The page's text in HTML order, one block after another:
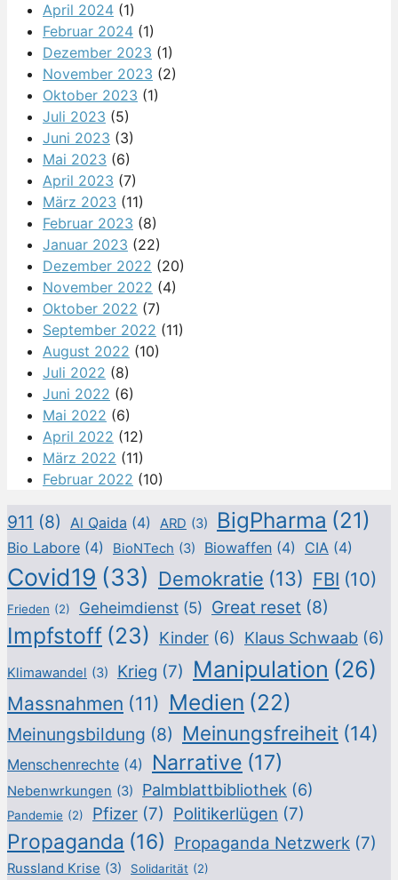
April 2024 (1)
Februar 2024 (1)
Dezember 2023 (1)
November 2023 (2)
Oktober 2023 (1)
Juli 2023 (5)
Juni 2023 (3)
Mai 2023 (6)
April 2023 (7)
März 2023 (11)
Februar 2023 (8)
Januar 2023 (22)
Dezember 2022 (20)
November 2022 (4)
Oktober 2022 (7)
September 2022 (11)
August 2022 (10)
Juli 2022 (8)
Juni 2022 (6)
Mai 2022 (6)
April 2022 (12)
März 2022 (11)
Februar 2022 (10)
911 (8) Al Qaida (4) ARD (3) BigPharma (21)
Bio Labore (4) BioNTech (3) Biowaffen (4) CIA (4)
Covid19 (33) Demokratie (13) FBI (10)
Frieden (2) Geheimdienst (5) Great reset (8)
Impfstoff (23) Kinder (6) Klaus Schwaab (6)
Klimawandel (3) Krieg (7) Manipulation (26)
Massnahmen (11) Medien (22)
Meinungsbildung (8) Meinungsfreiheit (14)
Menschenrechte (4) Narrative (17)
Nebenwrkungen (3) Palmblattbibliothek (6)
Pandemie (2) Pfizer (7) Politikerlügen (7)
Propaganda (16) Propaganda Netzwerk (7)
Russland Krise (3) Solidarität (2)